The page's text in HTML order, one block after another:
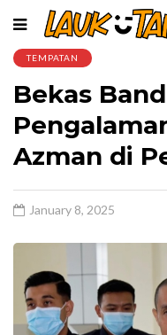
TEMPATAN
Bekas
Azman di
January 8, 2025